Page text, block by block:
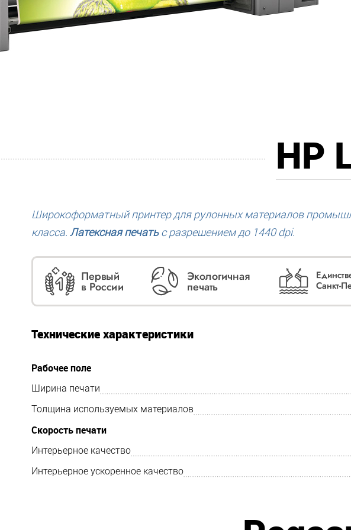
HP
Широкоформатный принтер для рулонных материалов
класса.Латексная печатьс разрешением до 1440 dpi.
Технические характеристики
Рабочее поле
Ширина печати
Толщина используемых материалов
Скорость печати
Интерьерное качество
Интерьерное ускоренное качество